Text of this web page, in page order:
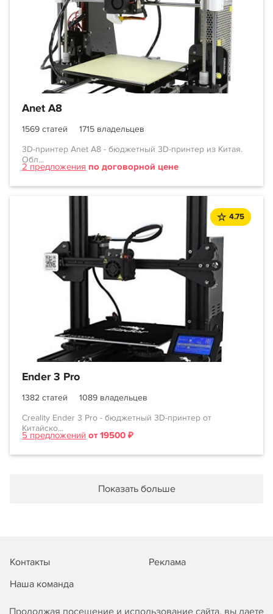
Продолжая посещение и использование сайта, вы даете
Anet A8
1569 статей
1715 владельцев
3D-принтер Anet A8 - бюджетный 3D-принтер из Китая.
Обл...
2 предложения по договорной цене
4.75
Ender 3 Pro
1382 статей
1089 владельцев
Creality Ender 3 Pro - бюджетный 3D-принтер от
Китайско...
5 предложений от 19500 ₽
Показать больше
Контакты
Реклама
Наша команда